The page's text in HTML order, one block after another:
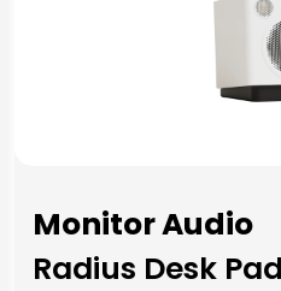
Monitor Audio
Radius Desk Pad